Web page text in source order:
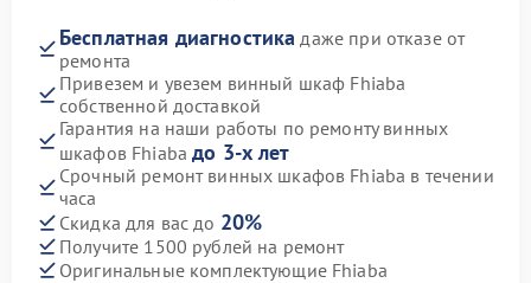
Бесплатная диагностика даже при отказе от
ремонта
Привезем и увезем винный шкаф Fhiaba
собственной доставкой
Гарантия на наши работы по ремонту винных
шкафов Fhiabaдо 3-х лет
Срочный ремонт винных шкафов Fhiaba в течении
часа
Скидка для вас до 20%
Получите 1500 рублей на ремонт
Оригинальные комплектующие Fhiaba